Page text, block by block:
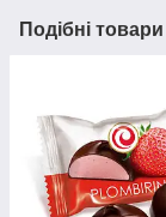
Подібні